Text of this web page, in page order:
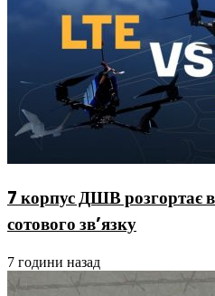
7 корпус ДШВ розгортає
сотового зв’язку
7 години назад